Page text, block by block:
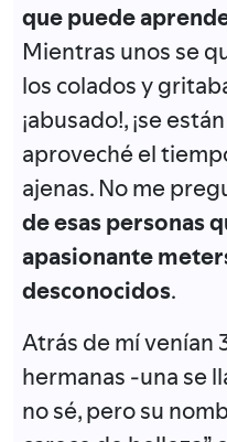
que puede
Mientras unos se
los colados y
¡abusado!, ¡se
aproveché el
ajenas. No me
de esas personas
apasionante
desconocidos.
Atrás de mí venían
hermanas -una se
no sé, pero su